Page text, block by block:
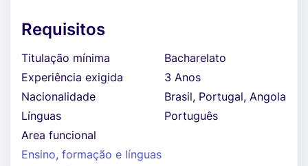
Requisitos
Titulação mínima
Bacharelato
Experiência exigida
3 Anos
Nacionalidade
Brasil, Portugal, Angola
Línguas
Português
Area funcional
Ensino, formação e línguas